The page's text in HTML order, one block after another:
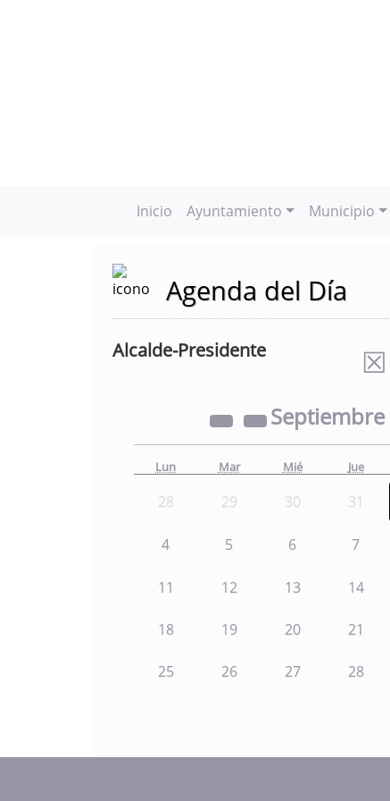
Inicio Ayuntamiento Municipio
Agenda del Día
Alcalde-Presidente ☒
Septiembre
Lun Mar Mié Jue
28 29 30 31
4 5 6 7
11 12 13 14
18 19 20 21
25 26 27 28